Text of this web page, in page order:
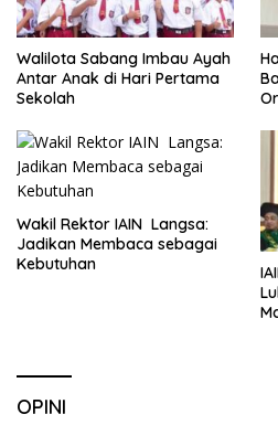
Walilota Sabang Imbau Ayah
Antar Anak di Hari Pertama
Sekolah
Wakil Rektor IAIN Langsa:
Jadikan Membaca sebagai
Kebutuhan
OPINI